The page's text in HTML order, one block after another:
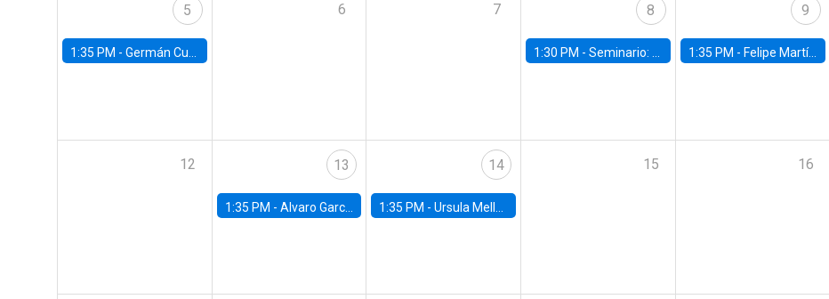
5
1:35 PM - Germán Cubas, University of Houston
6 7 8
1:30 PM -Seminario: “Recuperando la humanidad para progresar en la era de la IA»
9
1:35 PM - Felipe Martínez, alumno Doctorado en Economía UC
12 13
1:35 PM - Alvaro Garcia-Marin, Universidad de Los Andes
14
1:35 PM -Ursula Mello, Insper - Institute of Education and Research
15 16